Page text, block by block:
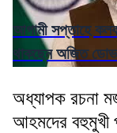
আগামী সপ্তাহে
থাকছেন অজিত
অধ্যাপক রচনা
আহমদের